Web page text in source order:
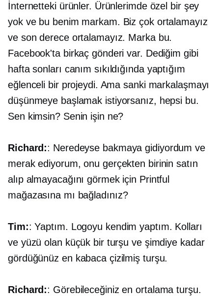
İnternetteki ürünler. Ürünlerimde özel bir şey
yok ve bu benim markam. Biz çok ortalamayız
ve son derece ortalamayız. Marka bu.
Facebook'ta birkaç gönderi var. Dediğim gibi
hafta sonları canım sıkıldığında yaptığım
eğlenceli bir projeydi. Ama sanki markalaşmayı
düşünmeye başlamak istiyorsanız, hepsi bu.
Sen kimsin? Senin işin ne?
Richard:: Neredeyse bakmaya gidiyordum ve
merak ediyorum, onu gerçekten birinin satın
alıp almayacağını görmek için Printful
mağazasına mı bağladınız?
Tim:: Yaptım. Logoyu kendim yaptım. Kolları
ve yüzü olan küçük bir turşu ve şimdiye kadar
gördüğünüz en kabaca çizilmiş turşu.
Richard:: Görebileceğiniz en ortalama turşu.